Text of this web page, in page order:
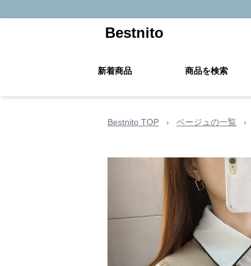
Bestnito
新着商品 商品を検索
Bestnito TOP › ベージュの一覧 ›